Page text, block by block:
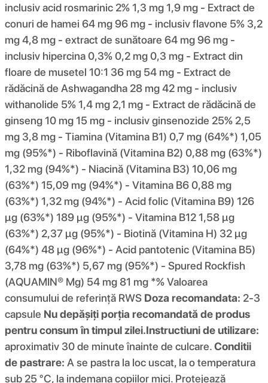
inclusiv acid rosmarinic 2% 1,3 mg 1,9 mg - Extract de
conuri de hamei 64 mg 96 mg - inclusiv flavone 5% 3,2
mg 4,8 mg - extract de sunătoare 64 mg 96 mg -
inclusiv hipercina 0,3% 0,2 mg 0,3 mg - Extract din
floare de musetel 10:1 36 mg 54 mg - Extract de
rădăcină de Ashwagandha 28 mg 42 mg - inclusiv
withanolide 5% 1,4 mg 2,1 mg - Extract de rădăcină de
ginseng 10 mg 15 mg - inclusiv ginsenozide 25% 2,5
mg 3,8 mg - Tiamina (Vitamina B1) 0,7 mg (64%*) 1,05
mg (95%*) - Riboflavină (Vitamina B2) 0,88 mg (63%*)
1,32 mg (94%*) - Niacină (Vitamina B3) 10,06 mg
(63%*) 15,09 mg (94%*) - Vitamina B6 0,88 mg
(63%*) 1,32 mg (94%*) - Acid folic (Vitamina B9) 126
µg (63%*) 189 µg (95%*) - Vitamina B12 1,58 µg
(63%*) 2,37 µg (95%*) - Biotină (Vitamina H) 32 µg
(64%*) 48 µg (96%*) - Acid pantotenic (Vitamina B5)
3,78 mg (63%*) 5,67 mg (95%*) - Spured Rockfish
(AQUAMIN® Mg) 54 mg 81 mg *% Valoarea
consumului de referință RWS Doza recomandata: 2-3
capsule Nu depășiți porția recomandată de produs
pentru consum în timpul zilei.Instructiuni de utilizare:
aproximativ 30 de minute înainte de culcare.Conditii
de pastrare: A se pastra la loc uscat, la o temperatura
sub 25 °C, la indemana copiilor mici. Protejează